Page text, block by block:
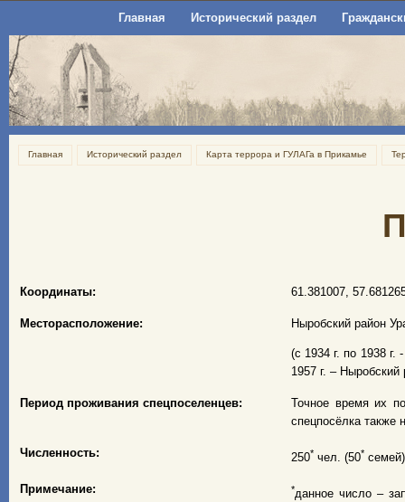
Главная Исторический раздел
Главная Исторический раздел Карта террора и ГУЛАГа в Прикамье
Координаты: 61.381007,
Месторасположение: Ныробский район
(с 1934 г. по 1938
1957 г. –
Период проживания спецпоселенцев:
Точное время их
спецпосёлка также
Численность: 250* чел. (50*
Примечание: *данное число –